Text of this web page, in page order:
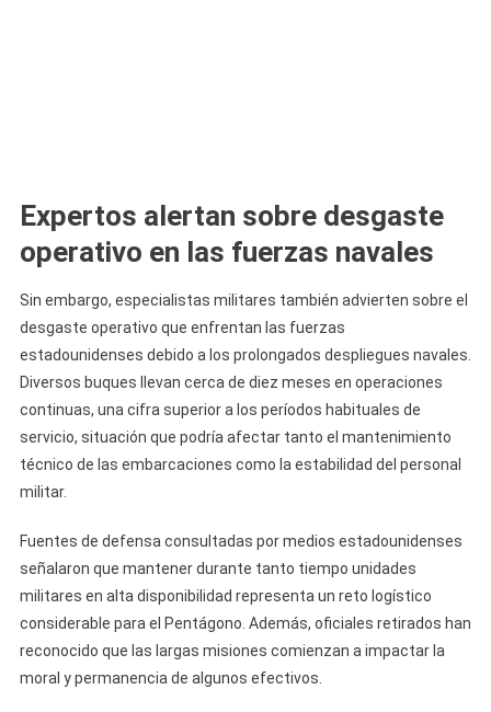
Expertos alertan sobre desgaste
operativo en las fuerzas navales
Sin embargo, especialistas militares también advierten sobre el
desgaste operativo que enfrentan las fuerzas
estadounidenses debido a los prolongados despliegues navales.
Diversos buques llevan cerca de diez meses en operaciones
continuas, una cifra superior a los períodos habituales de
servicio, situación que podría afectar tanto el mantenimiento
técnico de las embarcaciones como la estabilidad del personal
militar.
Fuentes de defensa consultadas por medios estadounidenses
señalaron que mantener durante tanto tiempo unidades
militares en alta disponibilidad representa un reto logístico
considerable para el Pentágono. Además, oficiales retirados han
reconocido que las largas misiones comienzan a impactar la
moral y permanencia de algunos efectivos.